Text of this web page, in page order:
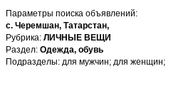
Параметры поиска объявлений:
с. Черемшан, Татарстан,
Рубрика: ЛИЧНЫЕ ВЕЩИ
Раздел: Одежда, обувь
Подразделы: для мужчин; для женщин;